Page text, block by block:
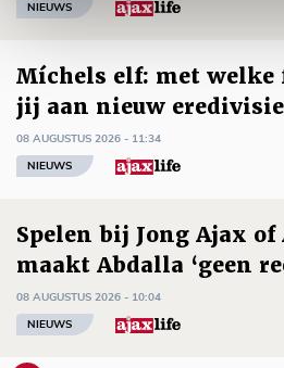
NIEUWS
Míchels elf: met
jij aan nieuw
08 AUGUSTUS 2026 - 11:34
NIEUWS
Spelen bij Jong Ajax of
maakt Abdalla ‘geen
08 AUGUSTUS 2026 - 10:04
NIEUWS